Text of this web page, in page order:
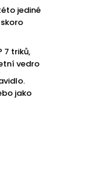
jediné
7 triků,
vedro
jako